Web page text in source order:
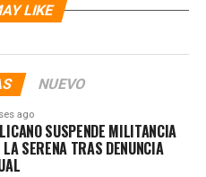
LIKE
NUEVO
ago
SUSPENDE MILITANCIA
LA SERENA TRAS DENUNCIA